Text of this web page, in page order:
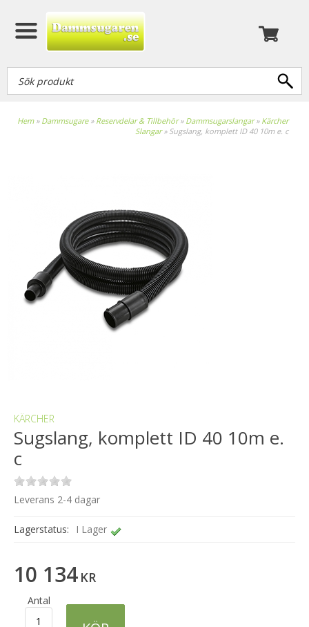
Hem» Dammsugare» Reservdelar & Tillbehör» Dammsugarslangar» Kärcher
Slangar» Sugslang, komplett ID 40 10m e. c
KÄRCHER
Sugslang, komplett ID 40 10m e.
c
Leverans 2-4 dagar
Lagerstatus: I Lager
10 134 KR
Antal